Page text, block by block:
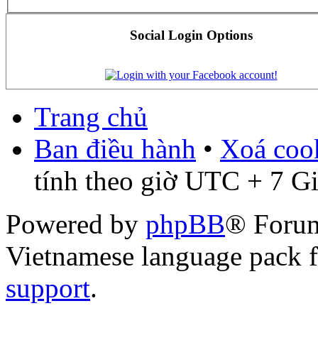
Social Login Options
Trang chủ
Ban điều hành • Xoá
tính theo giờ UTC + 7
Powered by phpBB®
Vietnamese language
support.